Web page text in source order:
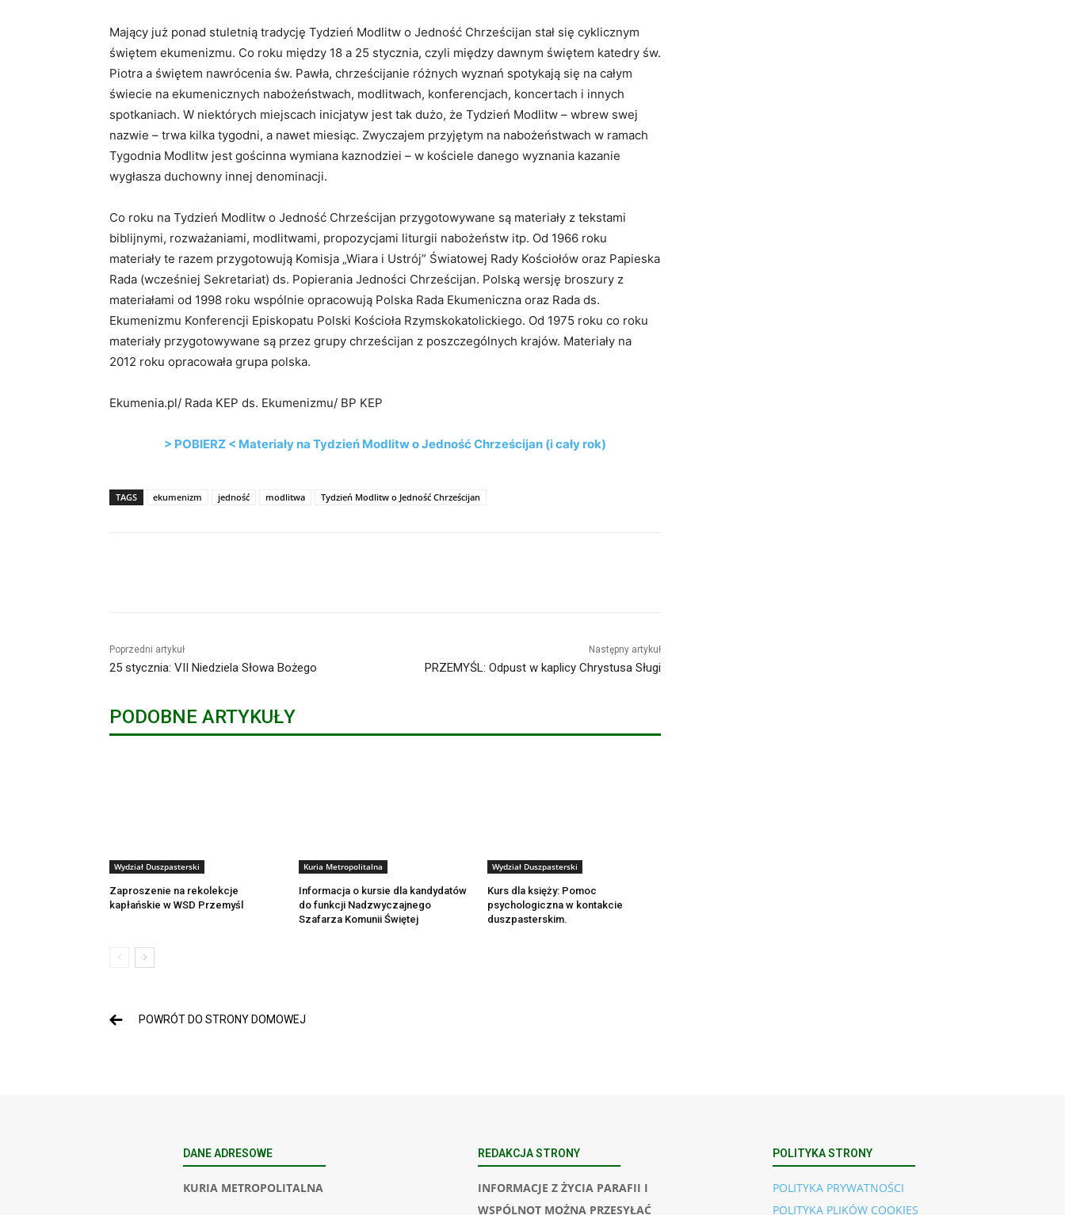
Mający już ponad stuletnią tradycję Tydzień Modlitw o Jedność Chrześcijan stał się cyklicznym
świętem ekumenizmu. Co roku między 18 a 25 stycznia, czyli między dawnym świętem katedry św.
Piotra a świętem nawrócenia św. Pawła, chrześcijanie różnych wyznań spotykają się na całym
świecie na ekumenicznych nabożeństwach, modlitwach, konferencjach, koncertach i innych
spotkaniach. W niektórych miejscach inicjatyw jest tak dużo, że Tydzień Modlitw – wbrew swej
nazwie – trwa kilka tygodni, a nawet miesiąc. Zwyczajem przyjętym na nabożeństwach w ramach
Tygodnia Modlitw jest gościnna wymiana kaznodziei – w kościele danego wyznania kazanie
wygłasza duchowny innej denominacji.
Co roku na Tydzień Modlitw o Jedność Chrześcijan przygotowywane są materiały z tekstami
biblijnymi, rozważaniami, modlitwami, propozycjami liturgii nabożeństw itp. Od 1966 roku
materiały te razem przygotowują Komisja „Wiara i Ustrój” Światowej Rady Kościołów oraz Papieska
Rada (wcześniej Sekretariat) ds. Popierania Jedności Chrześcijan. Polską wersję broszury z
materiałami od 1998 roku wspólnie opracowują Polska Rada Ekumeniczna oraz Rada ds.
Ekumenizmu Konferencji Episkopatu Polski Kościoła Rzymskokatolickiego. Od 1975 roku co roku
materiały przygotowywane są przez grupy chrześcijan z poszczególnych krajów. Materiały na
2012 roku opracowała grupa polska.
Ekumenia.pl/ Rada KEP ds. Ekumenizmu/ BP KEP
> POBIERZ < Materiały na Tydzień Modlitw o Jedność Chrześcijan (i cały rok)
TAGS ekumenizm jedność modlitwa Tydzień Modlitw o Jedność Chrześcijan
Poprzedni artykuł
25 stycznia: VII Niedziela Słowa Bożego
Następny artykuł
PRZEMYŚL: Odpust w kaplicy Chrystusa Sługi
PODOBNE ARTYKUŁY
Wydział Duszpasterski
Zaproszenie na rekolekcje
kapłańskie w WSD Przemyśl
Kuria Metropolitalna
Informacja o kursie dla kandydatów
do funkcji Nadzwyczajnego
Szafarza Komunii Świętej
Wydział Duszpasterski
Kurs dla księży: Pomoc
psychologiczna w kontakcie
duszpasterskim.
POWRÓT DO STRONY DOMOWEJ
DANE ADRESOWE
KURIA METROPOLITALNA
REDAKCJA STRONY
INFORMACJE Z ŻYCIA PARAFII I
WSPÓLNOT MOŻNA PRZESYŁAĆ
POLITYKA STRONY
POLITYKA PRYWATNOŚCI
POLITYKA PLIKÓW COOKIES